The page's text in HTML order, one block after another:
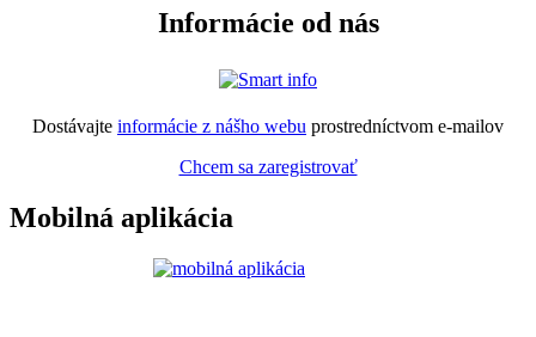
Informácie od nás
Dostávajte informácie z nášho webu prostredníctvom e-mailov
Chcem sa zaregistrovať
Mobilná aplikácia